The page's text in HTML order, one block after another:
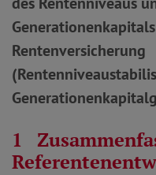
Rentenversicherung
1